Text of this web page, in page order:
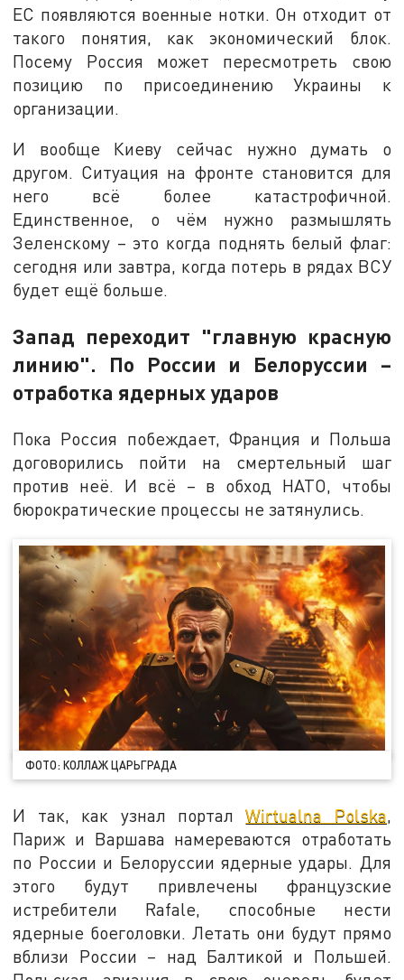
ЕС появляются военные нотки. Он отходит от
такого понятия, как экономический блок.
Посему Россия может пересмотреть свою
позицию по присоединению Украины к
организации.
И вообще Киеву сейчас нужно думать о
другом. Ситуация на фронте становится для
него всё более катастрофичной.
Единственное, о чём нужно размышлять
Зеленскому – это когда поднять белый флаг:
сегодня или завтра, когда потерь в рядах ВСУ
будет ещё больше.
Запад переходит "главную красную
линию". По России и Белоруссии –
отработка ядерных ударов
Пока Россия побеждает, Франция и Польша
договорились пойти на смертельный шаг
против неё. И всё – в обход НАТО, чтобы
бюрократические процессы не затянулись.
ФОТО: КОЛЛАЖ ЦАРЬГРАДА
И так, как узнал порталWirtualna Polska,
Париж и Варшава намереваются отработать
по России и Белоруссии ядерные удары. Для
этого будут привлечены французские
истребители Rafale, способные нести
ядерные боеголовки. Летать они будут прямо
вблизи России – над Балтикой и Польшей.